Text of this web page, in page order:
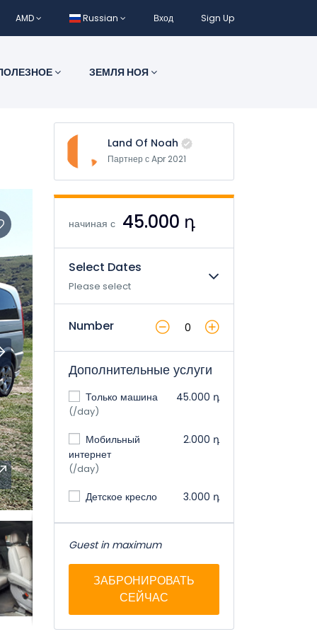
AMD Russian Вход Sign Up
ЗЕМЛЯ НОЯ
Land Of Noah
Партнер с Apr 2021
начиная с 45.000 դ
Select Dates
Please select
Number
Дополнительные услуги
Только машина
(/day)
45.000 դ
Мобильный
интернет
(/day)
2.000 դ
Детское кресло 3.000 դ
Guest in maximum
ЗАБРОНИРОВАТЬ
СЕЙЧАС